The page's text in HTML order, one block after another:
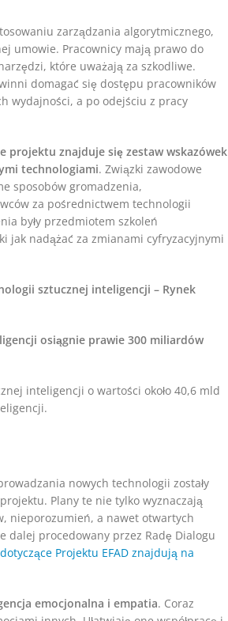
zarządzania algorytmicznego,
umowie. Pracownicy mają prawo do
które uważają za szkodliwe.
domagać się dostępu pracowników
wydajności, a po odejściu z pracy
projektu znajduje się zestaw wskazówek
technologiami. Związki zawodowe
sposobów gromadzenia,
za pośrednictwem technologii
były przedmiotem szkoleń
jak nadążać za zmianami cyfryzacyjnymi
sztucznej inteligencji – Rynek
osiągnie prawie 300 miliardów
inteligencji o wartości około 40,6 mld
nowych technologii zostały
Plany te nie tylko wyznaczają
nieporozumień, a nawet otwartych
dalej procedowany przez Radę Dialogu
Projektu EFAD znajdują na
emocjonalna i empatia. Coraz